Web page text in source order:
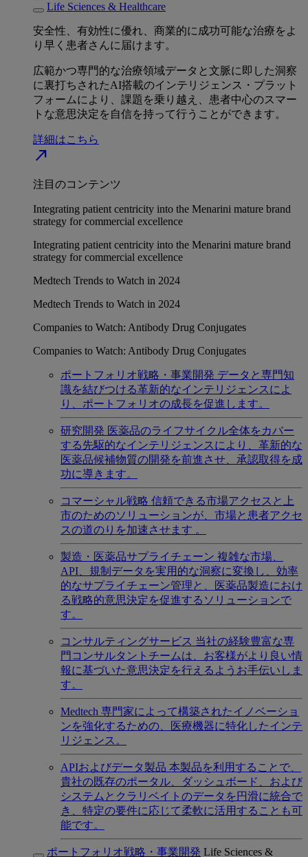
Life Sciences & Healthcare
安全性、有効性に優れ、商業的に成功可能な治療をよ
り早く患者さんに届けます。
広範かつ専門的な治療領域データと文脈に即した洞察
に裏打ちされたAI搭載のインテリジェンス・プラット
フォームにより、課題を乗り越え、患者中心のスマー
トな意思決定を自信を持って行うことができます。
詳細はこちら
north_east
注目のコンテンツ
Integrating patient centricity into the Menarini mature brand
strategy for commercial excellence
Integrating patient centricity into the Menarini mature brand
strategy for commercial excellence
Medtech Trends to Watch in 2024
Medtech Trends to Watch in 2024
Companies to Watch: Antibody Drug Conjugates
Companies to Watch: Antibody Drug Conjugates
ポートフォリオ戦略・事業開発 データと専門知
識を結びつける革新的なインテリジェンスによ
り、ポートフォリオの成長を促進します。
研究開発 医薬品のライフサイクル全体をカバー
する先駆的なインテリジェンスにより、革新的な
医薬品候補物質の開発を前進させ、承認取得を成
功に導きます。
コマーシャル戦略 信頼できる市場アクセスと上
市のためのソリューションが、市場と患者アクセ
スの道のりを加速させます 。
製造・医薬品サプライチェーン 複雑な市場、
API、規制データを実用的な洞察に変換し、効率
的なサプライチェーン管理と、医薬品製造におけ
る戦略的意思決定を促進するソリューションで
す。
コンサルティングサービス 当社の経験豊富な専
門コンサルタントチームは、お客様がより良い情
報に基づいた意思決定を行えるようお手伝いしま
す。
Medtech 専門家によって構築されたイノベーショ
ンを強化するための、医療機器に特化したインテ
リジェンス。
APIおよびデータ製品 本製品を利用することで、
貴社の既存のポータル、ダッシュボード、および
システムとクラリベイトのデータを円滑に統合で
き、特定の要件に応じて柔軟に活用することも可
能です。
ポートフォリオ戦略・事業開発 Life Sciences &